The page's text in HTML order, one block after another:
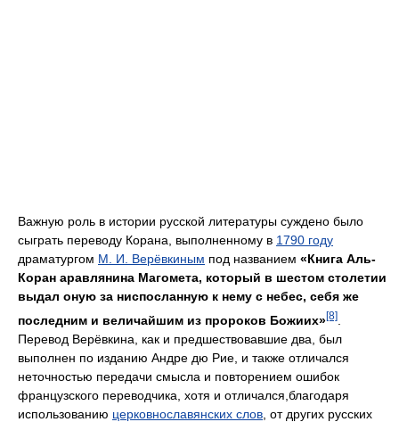
Важную роль в истории русской литературы суждено было
сыграть переводу Корана, выполненному в 1790 году
драматургом М. И. Верёвкиным под названием «Книга Аль-
Коран аравлянина Магомета, который в шестом столетии
выдал оную за ниспосланную к нему с небес, себя же
последним и величайшим из пророков Божиих»[8]
Перевод Верёвкина, как и предшествовавшие два, был
выполнен по изданию Андре дю Рие, и также отличался
неточностью передачи смысла и повторением ошибок
французского переводчика, хотя и отличался,благодаря
использованию церковнославянских слов , от других русских